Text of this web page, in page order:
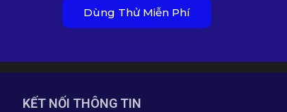
Dùng Thử Miễn Phí
KẾT NỐI THÔNG TIN